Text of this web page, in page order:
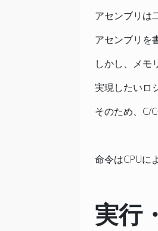
アセンブリは
アセンブリを
しかし、メモ
実現したいロ
そのため、C/
命令はCPUに
実行